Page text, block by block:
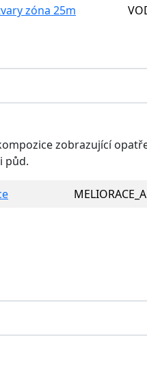
zóna 25m
zobrazující
půd.